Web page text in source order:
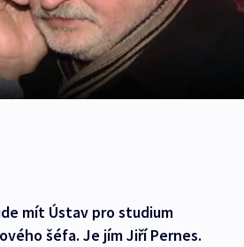
mít Ústav pro studium
šéfa. Je jím Jiří Pernes.